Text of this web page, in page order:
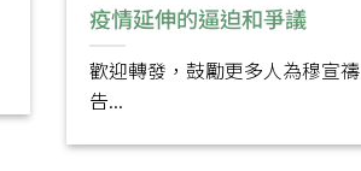
疫情延伸的逼迫和爭議
歡迎轉發，鼓勵更多人為穆宣禱
告...